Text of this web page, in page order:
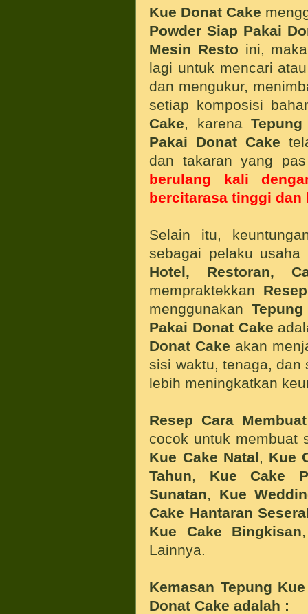
Kue Donat Cake
Powder Siap Pakai
Mesin Resto ini,
lagi untuk mencari
dan mengukur,
setiap komposisi
Cake , karena
Pakai Donat Cake
dan takaran yang
berulang kali
bercitarasa tinggi dan
Selain itu,
sebagai pelaku
Hotel, Restoran,
mempraktekkan
menggunakan
Pakai Donat Cake
Donat Cake akan
sisi waktu, tenaga, dan
lebih meningkatkan
Resep Cara
cocok untuk membuat
Kue Cake Natal
Kue
Tahun
Kue Cake
Sunatan
Kue
Cake Hantaran
Kue Cake Bingkisan
Lainnya.
Kemasan Tepung
Donat Cake adalah :